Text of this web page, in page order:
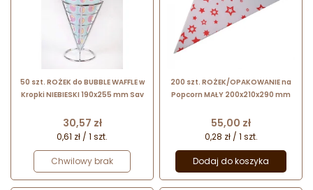
50 szt. ROŻEK do BUBBLE WAFFLE w
Kropki NIEBIESKI 190x255 mm Sav
Cena
30,57 zł
0,61 zł / 1 szt.
Chwilowy brak
200 szt. ROŻEK/OPAKOWANIE na
Popcorn MAŁY 200x210x290 mm
Cena
55,00 zł
0,28 zł / 1 szt.
Dodaj do koszyka